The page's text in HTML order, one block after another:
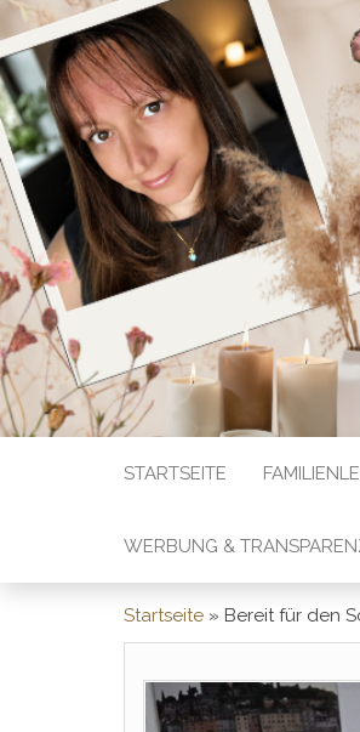
STARTSEITE
WERBUNG &
Startseite » Bereit für den